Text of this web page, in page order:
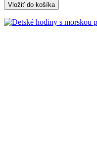
Vložiť do košíka